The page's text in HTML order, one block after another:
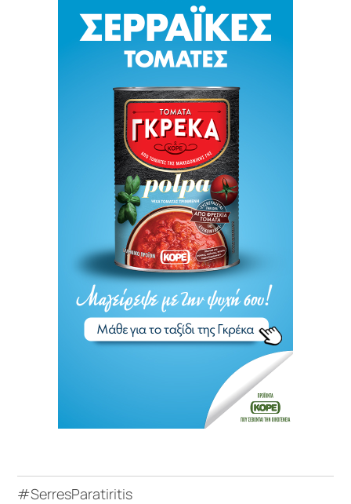
#SerresParatiritis